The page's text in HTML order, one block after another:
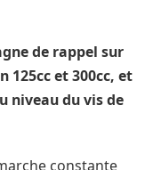
de rappel sur
125cc et 300cc, et
niveau du vis de
constante